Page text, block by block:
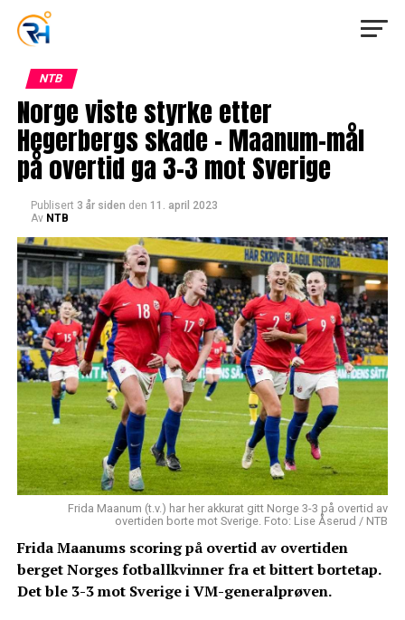
NTB
Norge viste styrke etter
Hegerbergs skade – Maanum-mål
på overtid ga 3-3 mot Sverige
Publisert 3 år siden den 11. april 2023
Av NTB
Frida Maanum (t.v.) har her akkurat gitt Norge 3-3 på overtid av
overtiden borte mot Sverige. Foto: Lise Åserud / NTB
Frida Maanums scoring på overtid av overtiden
berget Norges fotballkvinner fra et bittert bortetap.
Det ble 3-3 mot Sverige i VM-generalprøven.